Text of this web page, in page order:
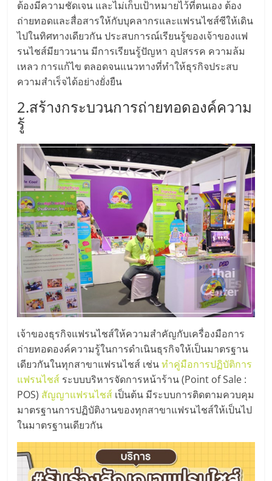
ขาย
แฟ
รน
ไชส์
แฟ
รน
ไชส์
ขาย
หน้า
บ้าน
ลงทุน
น้อย
คืน
ทุน
ต้องมีความชัดเจน และไม่เก็บเป้าหมายไว้ที่ตนเอง ต้อง
ถ่ายทอดและสื่อสารให้กับบุคลากรและแฟรนไชส์ซีให้เดิน
ไปในทิศทางเดียวกัน ประสบการณ์เรียนรู้ของเจ้าของแฟ
รนไชส์มียาวนาน มีการเรียนรู้ปัญหา อุปสรรค ความล้ม
เหลว การแก้ไข ตลอดจนแนวทางที่ทำให้ธุรกิจประสบ
ความสำเร็จได้อย่างยั่งยืน
2.สร้างกระบวนการถ่ายทอดองค์ความ
รู้
เจ้าของธุรกิจแฟรนไชส์ให้ความสำคัญกับเครื่องมือการ
ถ่ายทอดองค์ความรู้ในการดำเนินธุรกิจให้เป็นมาตรฐาน
เดียวกันในทุกสาขาแฟรนไชส์ เช่นทำคู่มือการปฏิบัติการ
แฟรนไชส์ ระบบบริหารจัดการหน้าร้าน (Point of Sale :
POS) สัญญาแฟรนไชส์ เป็นต้น มีระบบการติดตามควบคุม
มาตรฐานการปฏิบัติงานของทุกสาขาแฟรนไชส์ให้เป็นไป
ในมาตรฐานเดียวกัน